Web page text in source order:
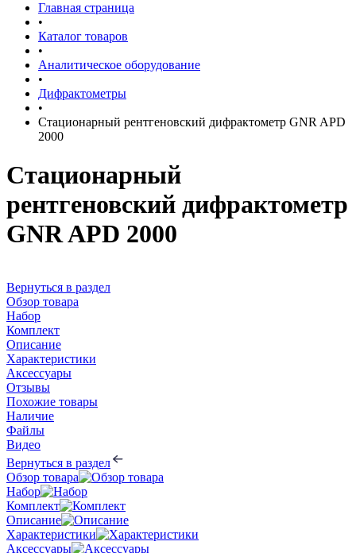
Главная страница
•
Каталог товаров
•
Аналитическое оборудование
•
Дифрактометры
•
Стационарный рентгеновский дифрактометр GNR APD
2000
Стационарный
рентгеновский дифрактометр
GNR APD 2000
Вернуться в раздел
Обзор товара
Набор
Комплект
Описание
Характеристики
Аксессуары
Отзывы
Похожие товары
Наличие
Файлы
Видео
Вернуться в раздел
Обзор товара
Набор
Комплект
Описание
Характеристики
Аксессуары